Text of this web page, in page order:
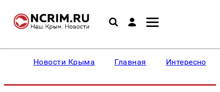
Новости Крыма Главная Интересное